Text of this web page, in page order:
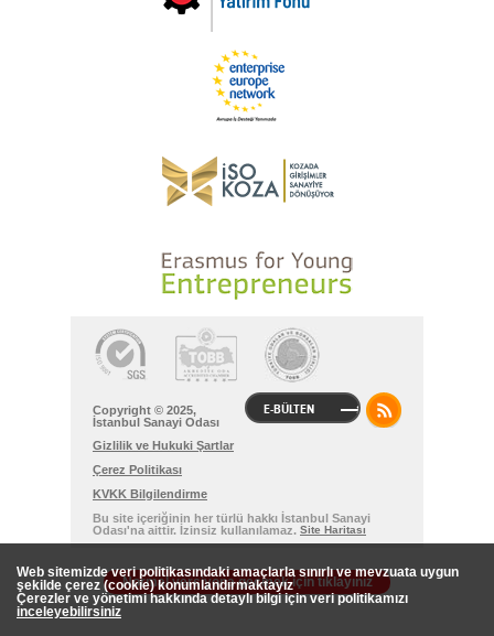
E-BÜLTEN
Copyright © 2025,
İstanbul Sanayi Odası
Gizlilik ve Hukuki Şartlar
Çerez Politikası
KVKK Bilgilendirme
Bu site içeriğinin her türlü hakkı İstanbul Sanayi
Odası'na aittir. İzinsiz kullanılamaz. Site Haritası
Normal versiyona geçmek için tıklayınız
Web sitemizde veri politikasındaki amaçlarla sınırlı ve mevzuata uygun
şekilde çerez (cookie) konumlandırmaktayız
Çerezler ve yönetimi hakkında detaylı bilgi için veri politikamızı
inceleyebilirsiniz